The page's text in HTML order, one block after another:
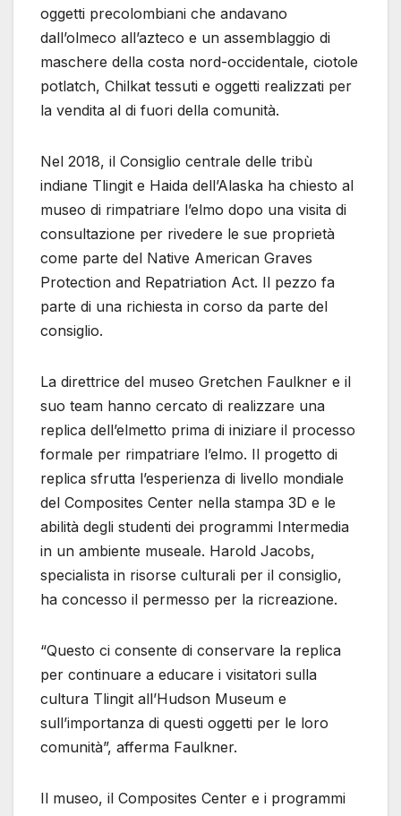
oggetti precolombiani che andavano
dall’olmeco all’azteco e un assemblaggio di
maschere della costa nord-occidentale, ciotole
potlatch, Chilkat tessuti e oggetti realizzati per
la vendita al di fuori della comunità.
Nel 2018, il Consiglio centrale delle tribù
indiane Tlingit e Haida dell’Alaska ha chiesto al
museo di rimpatriare l’elmo dopo una visita di
consultazione per rivedere le sue proprietà
come parte del Native American Graves
Protection and Repatriation Act. Il pezzo fa
parte di una richiesta in corso da parte del
consiglio.
La direttrice del museo Gretchen Faulkner e il
suo team hanno cercato di realizzare una
replica dell’elmetto prima di iniziare il processo
formale per rimpatriare l’elmo. Il progetto di
replica sfrutta l’esperienza di livello mondiale
del Composites Center nella stampa 3D e le
abilità degli studenti dei programmi Intermedia
in un ambiente museale. Harold Jacobs,
specialista in risorse culturali per il consiglio,
ha concesso il permesso per la ricreazione.
“Questo ci consente di conservare la replica
per continuare a educare i visitatori sulla
cultura Tlingit all’Hudson Museum e
sull’importanza di questi oggetti per le loro
comunità”, afferma Faulkner.
Il museo, il Composites Center e i programmi